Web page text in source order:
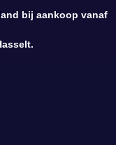
bij aankoop vanaf